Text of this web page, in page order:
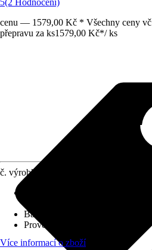
5(2 Hodnocení)
cenu — 1579,00 Kč * Všechny ceny
přepravu za ks1579,00 Kč*/ ks
č. výrobku
Kuchyňskou linku,
Barva světla
Provozní napětí
Více informací o zboží